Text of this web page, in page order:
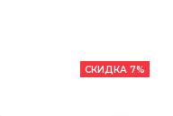
СКИДКА 7%